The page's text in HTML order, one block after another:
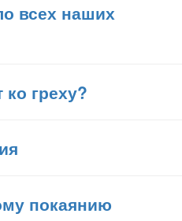
всех наших
ко греху?
покаянию